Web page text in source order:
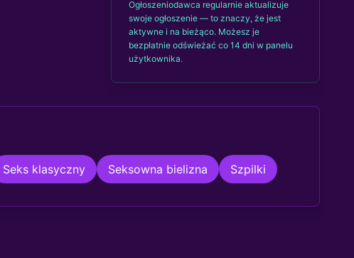
Ogłoszeniodawca regularnie aktualizuje
swoje ogłoszenie — to znaczy, że jest
aktywne i na bieżąco. Możesz je
bezpłatnie odświeżać co 14 dni w panelu
użytkownika.
Seks klasyczny Seksowna bielizna Szpilki